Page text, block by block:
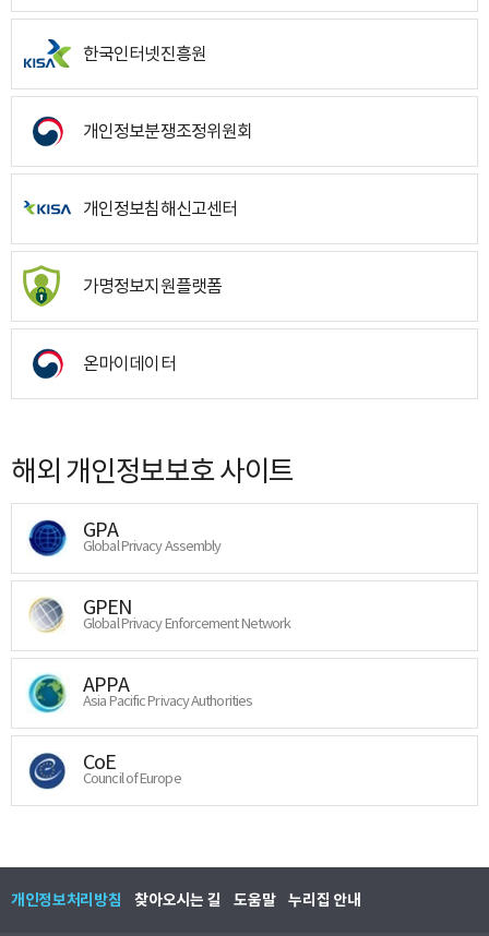
한국인터넷진흥원
개인정보분쟁조정위원회
개인정보침해신고센터
가명정보지원플랫폼
온마이데이터
해외 개인정보보호 사이트
GPA
Global Privacy Assembly
GPEN
Global Privacy Enforcement Network
APPA
Asia Pacific Privacy Authorities
CoE
Council of Europe
개인정보처리방침 찾아오시는 길 도움말 누리집 안내